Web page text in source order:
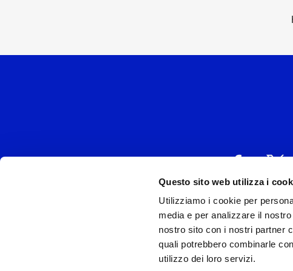
Questo sito web utilizza i
Utilizziamo i cookie per
media e per analizzare il
nostro sito con i nostri partner
quali potrebbero combinarle
utilizzo dei loro servizi.
UNIVERSAL
P.IVA
Universal Music Italia, nel rispetto delle best
si è dotata di un